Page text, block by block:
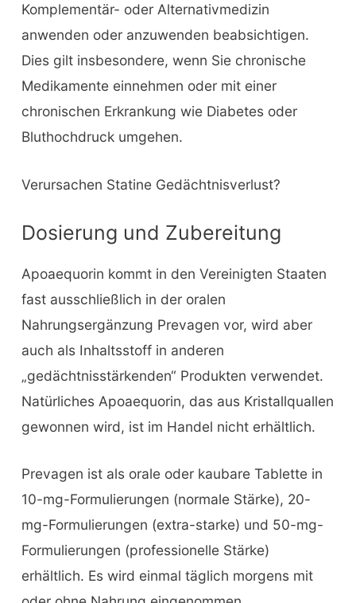
Komplementär- oder Alternativmedizin
anwenden oder anzuwenden beabsichtigen.
Dies gilt insbesondere, wenn Sie chronische
Medikamente einnehmen oder mit einer
chronischen Erkrankung wie Diabetes oder
Bluthochdruck umgehen.
Verursachen Statine Gedächtnisverlust?
Dosierung und Zubereitung
Apoaequorin kommt in den Vereinigten Staaten
fast ausschließlich in der oralen
Nahrungsergänzung Prevagen vor, wird aber
auch als Inhaltsstoff in anderen
„gedächtnisstärkenden“ Produkten verwendet.
Natürliches Apoaequorin, das aus Kristallquallen
gewonnen wird, ist im Handel nicht erhältlich.
Prevagen ist als orale oder kaubare Tablette in
10-mg-Formulierungen (normale Stärke), 20-
mg-Formulierungen (extra-starke) und 50-mg-
Formulierungen (professionelle Stärke)
erhältlich. Es wird einmal täglich morgens mit